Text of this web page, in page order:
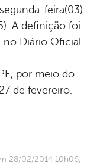
feira(03)
A definição foi
no Diário Oficial
por meio do
de fevereiro.
28/02/2014 10h06,